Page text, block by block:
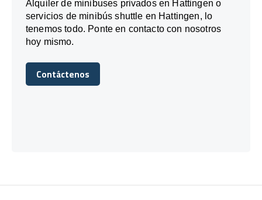
Alquiler de minibuses privados en Hattingen o
servicios de minibús shuttle en Hattingen, lo
tenemos todo. Ponte en contacto con nosotros
hoy mismo.
Contáctenos
Contáctenos